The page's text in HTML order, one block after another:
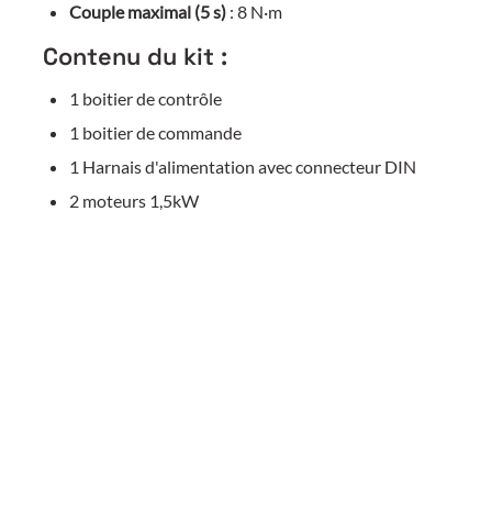
Couple maximal (5 s) : 8 N·m
Contenu du kit :
1 boitier de contrôle
1 boitier de commande
1 Harnais d'alimentation avec connecteur DIN
2 moteurs 1,5kW